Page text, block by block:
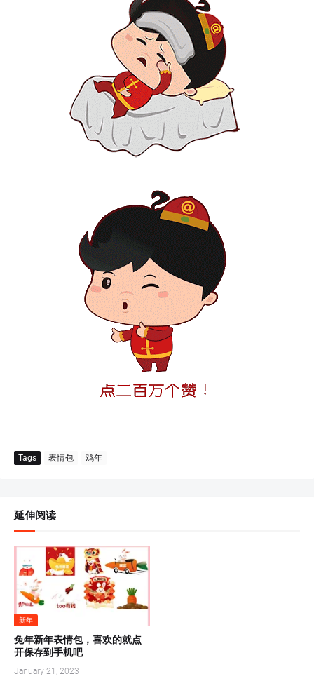
Tags 表情包 鸡年
延伸阅读
新年
兔年新年表情包，喜欢的就点
开保存到手机吧
January 21, 2023